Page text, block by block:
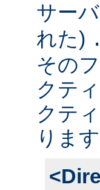
サー
れた)
その
クテ
クテ
ります